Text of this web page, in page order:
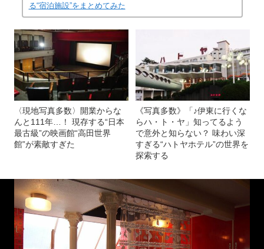
る“宿泊施設”をまとめてみた
〈現地写真多数〉開業からな
んと111年…！ 現存する“日本
最古級”の映画館“高田世界
館”が素敵すぎた
《写真多数》「♪伊東に行くな
らハ・ト・ヤ」知ってるよう
で意外と知らない？ 味わい深
すぎる“ハトヤホテル”の世界を
探索する